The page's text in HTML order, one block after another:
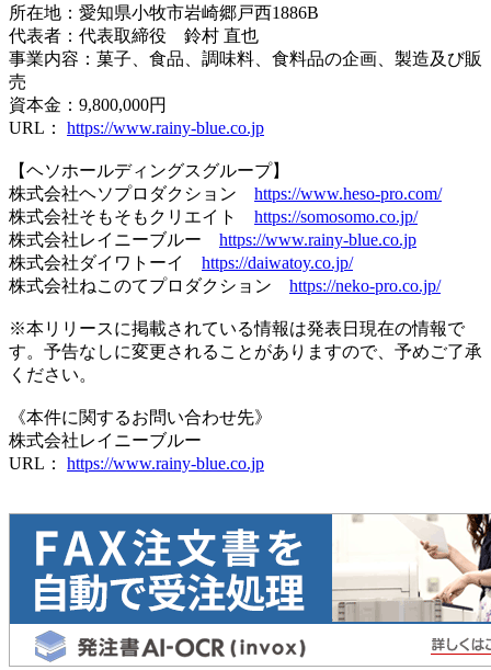
所在地：愛知県小牧市岩崎郷戸西1886B
代表者：代表取締役 鈴村 直也
事業内容：菓子、食品、調味料、食料品の企画、製造及び販
売
資本金：9,800,000円
URL： https://www.rainy-blue.co.jp
【ヘソホールディングスグループ】
株式会社ヘソプロダクション https://www.heso-pro.com/
株式会社そもそもクリエイト https://somosomo.co.jp/
株式会社レイニーブルー https://www.rainy-blue.co.jp
株式会社ダイワトーイ https://daiwatoy.co.jp/
株式会社ねこのてプロダクション https://neko-pro.co.jp/
※本リリースに掲載されている情報は発表日現在の情報で
す。予告なしに変更されることがありますので、予めご了承
ください。
《本件に関するお問い合わせ先》
株式会社レイニーブルー
URL： https://www.rainy-blue.co.jp